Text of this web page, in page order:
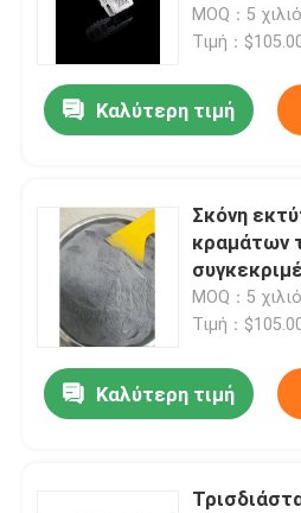
μέρη
MOQ：5
Τιμή：
Καλύτερη τιμή
Σκόνη
κραμάτων
μετάλλων
MOQ：5
Τιμή：
Καλύτερη τιμή